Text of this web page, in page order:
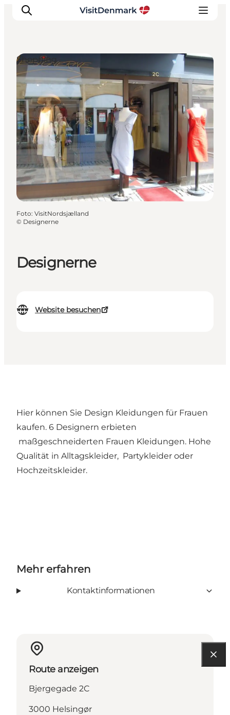
Inspiration
Regionen
Erlebnisse
Unterkünfte
Reiseplanung
Designerne
Website besuchen
Shopping
Foto: VisitNordsjælland
© Designerne
Hier können Sie Design Kleidungen für Frauen
kaufen. 6 Designern erbieten
maßgeschneiderten Frauen Kleidungen. Hohe
Qualität in Alltagskleider, Partykleider oder
Hochzeitskleider.
Mehr erfahren
Kontaktinformationen
Route anzeigen
Bjergegade 2C
3000 Helsingør